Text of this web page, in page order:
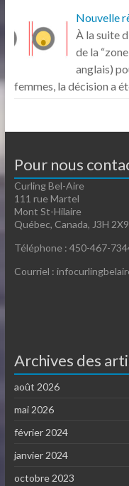
Nouvelle
À la suite
de la
anglais)
femmes, la décision a
Pour nous
Curling Bel-Aire
111 rue Martel
Mont St-Hilaire
Québec, Canada, J3H 2X9
Téléphone : 450-467-
Courriel :
Archives des
août 2026
mai 2026
février 2024
janvier 2024
octobre 2023